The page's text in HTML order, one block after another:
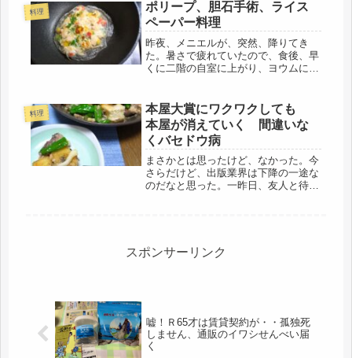
くのに文句はないよ。「そしたら、腹
ごしらえだけど・・・・始まる前にゴ
ハ...
料理
ポリープ、胆石手術、ライス
ペーパー料理
昨夜、メニエルが、突然、降りてき
た。暑さで疲れていたので、食後、早
くに二階の自室に上がり、ヨウムに、
そのまま、寝落ちしたようで、その寝
た姿勢が悪かった。私は、右の耳を下
にし...
料理
本屋大賞にワクワクしても
本屋が消えていく 間違いな
くバセドウ病
まさかとは思ったけど、なかった。今
さらだけど、出版業界は下降の一途な
のだなと思った。一昨日、友人と待ち
く、...
スポンサーリンク
嘘！Ｒ65才は賃貸契約が・・孤独死
しません、通販のイワシせんべい届
く